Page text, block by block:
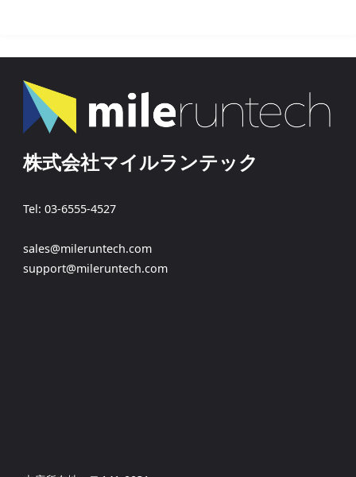
株式会社マイルランテック
Tel: 03-6555-4527
sales@mileruntech.com
support@mileruntech.com